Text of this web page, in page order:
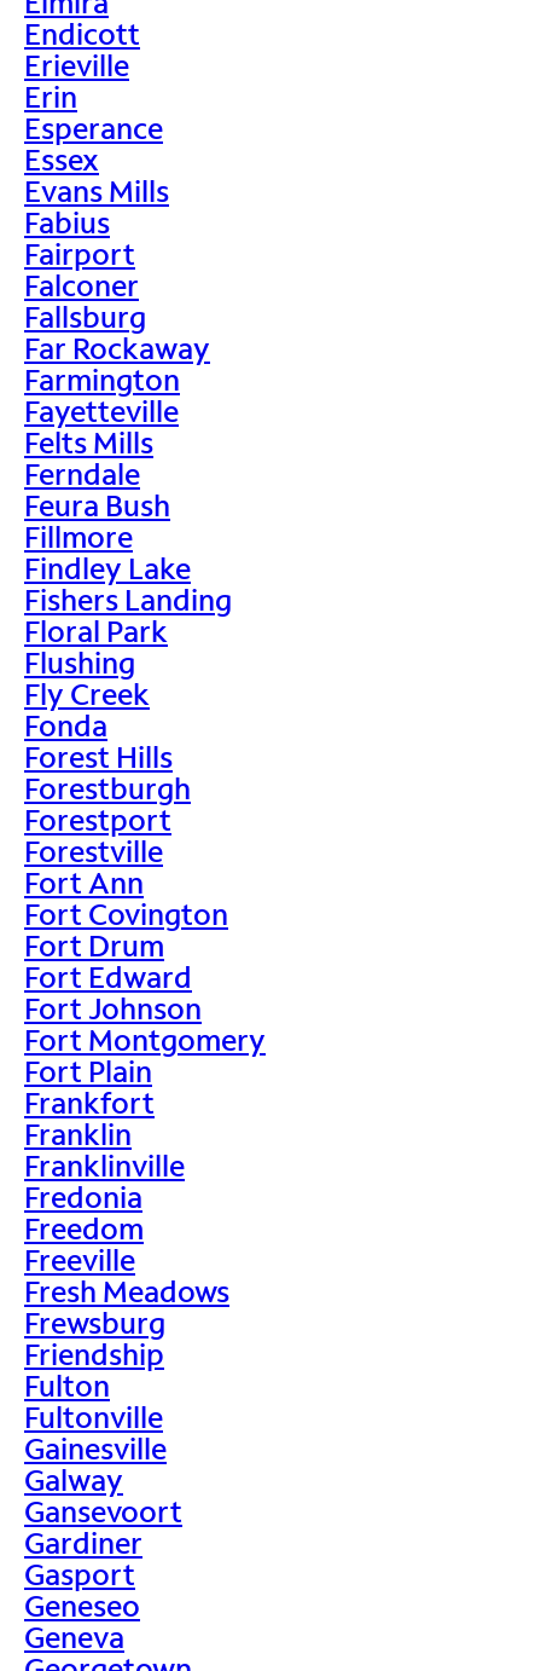
Endicott
Erieville
Erin
Esperance
Essex
Evans Mills
Fabius
Fairport
Falconer
Fallsburg
Far Rockaway
Farmington
Fayetteville
Felts Mills
Ferndale
Feura Bush
Fillmore
Findley Lake
Fishers Landing
Floral Park
Flushing
Fly Creek
Fonda
Forest Hills
Forestburgh
Forestport
Forestville
Fort Ann
Fort Covington
Fort Drum
Fort Edward
Fort Johnson
Fort Montgomery
Fort Plain
Frankfort
Franklin
Franklinville
Fredonia
Freedom
Freeville
Fresh Meadows
Frewsburg
Friendship
Fulton
Fultonville
Gainesville
Galway
Gansevoort
Gardiner
Gasport
Geneseo
Geneva